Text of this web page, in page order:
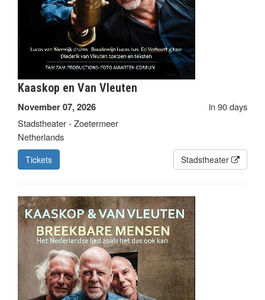
Kaaskop en Van Vleuten
November 07, 2026
in 90 days
Stadstheater - Zoetermeer
Netherlands
Tickets Stadstheater